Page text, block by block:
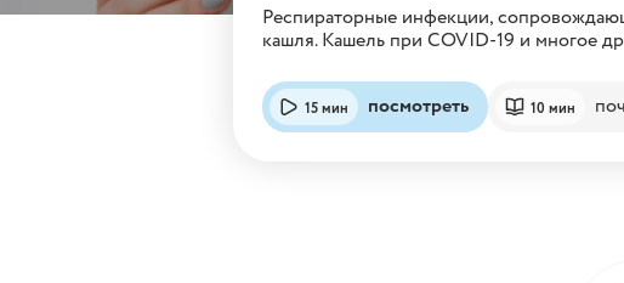
Респираторные инфекции,
кашля. Кашель при COVID-19 и многое
15 мин посмотреть 10 мин